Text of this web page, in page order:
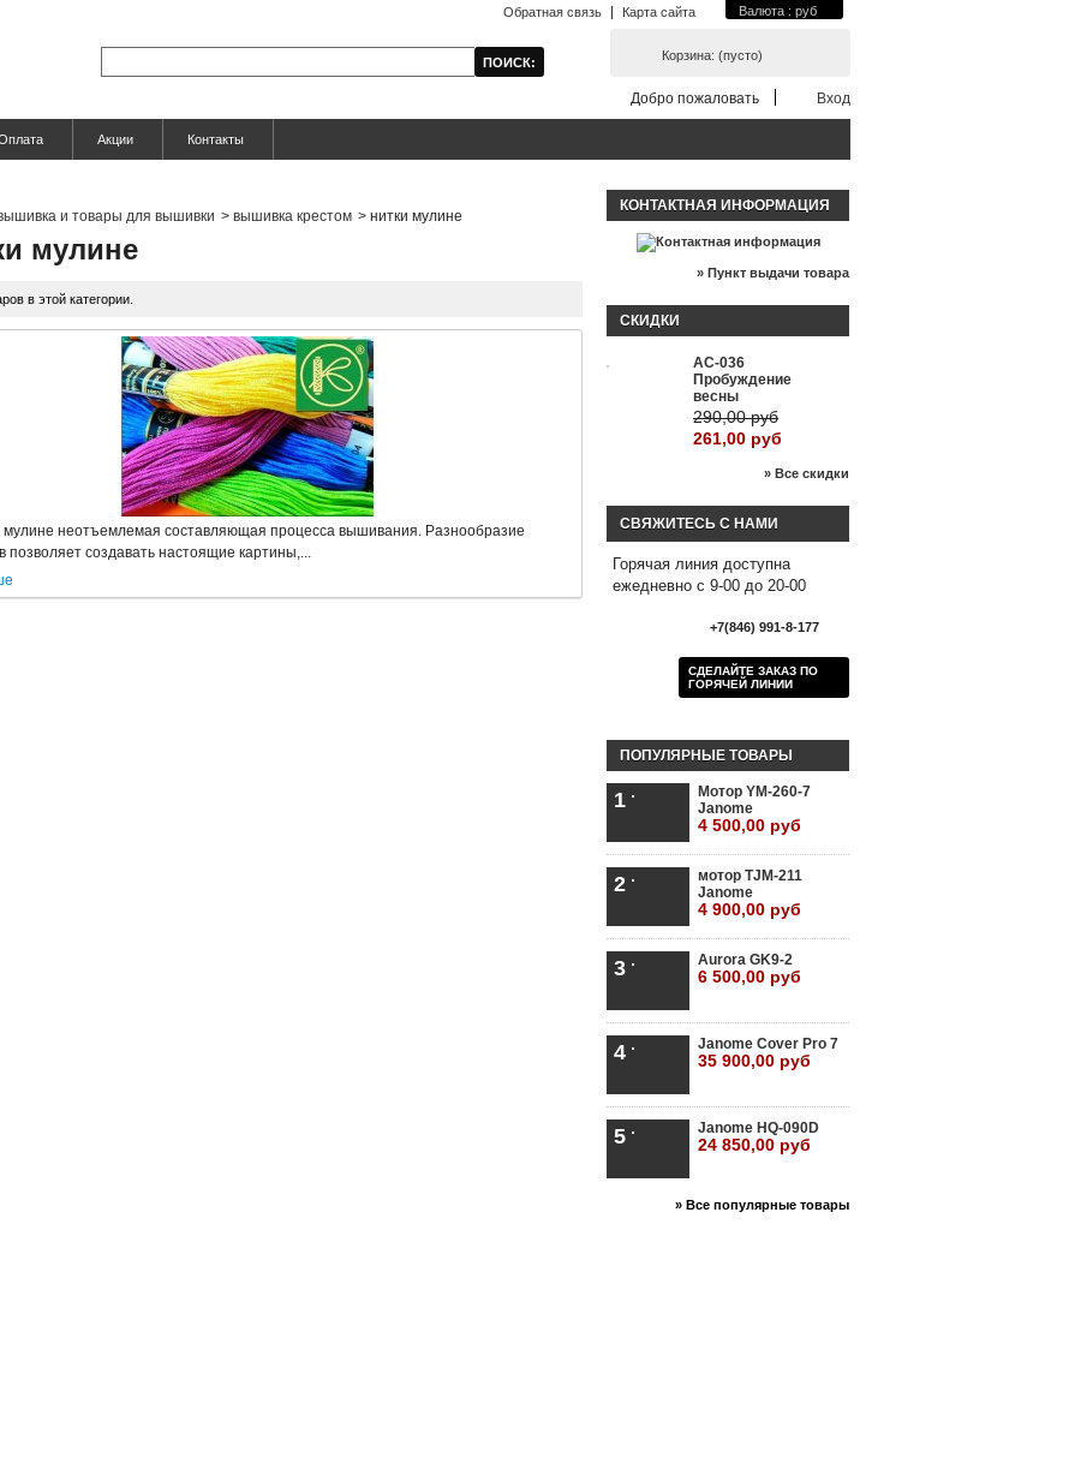
Валюта : руб
Обратная связь Карта сайта
Корзина: (пусто)
Добро пожаловать Вход
Акции Контакты
и товары для вышивки > вышивка крестом > нитки мулине
мулине
в этой категории.
мулине неотъемлемая составляющая процесса вышивания. Разнообразие
позволяет создавать настоящие картины,...
КОНТАКТНАЯ ИНФОРМАЦИЯ
» Пункт выдачи товара
СКИДКИ
АС-036
Пробуждение
весны
290,00 руб
261,00 руб
» Все скидки
СВЯЖИТЕСЬ С НАМИ
Горячая линия доступна
ежедневно с 9-00 до 20-00
+7(846) 991-8-177
СДЕЛАЙТЕ ЗАКАЗ ПО
ГОРЯЧЕЙ ЛИНИИ
ПОПУЛЯРНЫЕ ТОВАРЫ
1
Мотор YM-260-7
Janome
4 500,00 руб
2
мотор TJM-211
Janome
4 900,00 руб
3 Aurora GK9-2
6 500,00 руб
4 Janome Cover Pro 7
35 900,00 руб
5 Janome HQ-090D
24 850,00 руб
» Все популярные товары